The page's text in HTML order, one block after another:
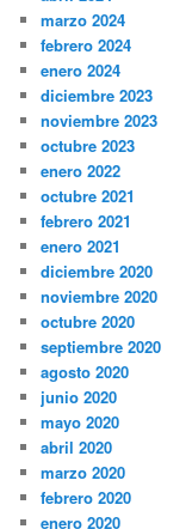
marzo 2024
febrero 2024
enero 2024
diciembre 2023
noviembre 2023
octubre 2023
enero 2022
octubre 2021
febrero 2021
enero 2021
diciembre 2020
noviembre 2020
octubre 2020
septiembre 2020
agosto 2020
junio 2020
mayo 2020
abril 2020
marzo 2020
febrero 2020
enero 2020